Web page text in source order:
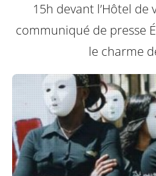
15h devant l’Hôtel de
communiqué de presse
le charme